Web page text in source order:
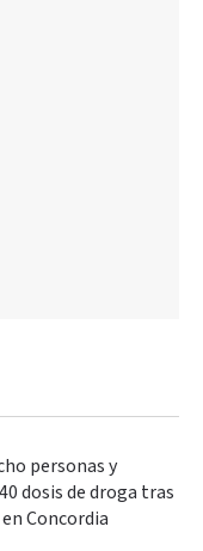
personas y
dosis de droga tras
Concordia